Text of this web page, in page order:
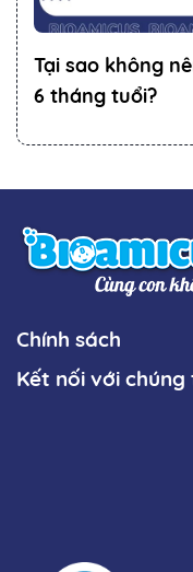
Tại sao không
6 tháng tuổi?
Chính sách
Kết nối với chúng